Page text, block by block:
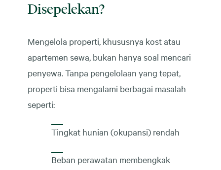
Disepelekan?
Mengelola properti, khususnya kost atau
apartemen sewa, bukan hanya soal mencari
penyewa. Tanpa pengelolaan yang tepat,
properti bisa mengalami berbagai masalah
seperti:
Tingkat hunian (okupansi) rendah
Beban perawatan membengkak